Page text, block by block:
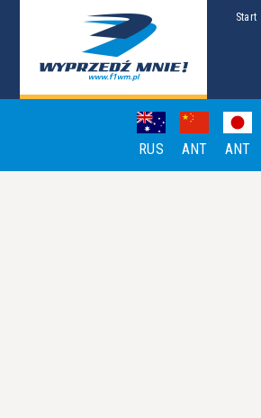
Start
RUS ANT ANT